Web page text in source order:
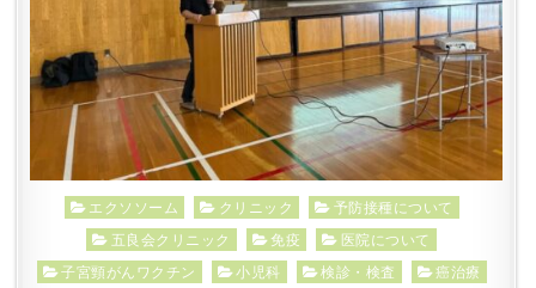
Posted
エクソソーム クリニック
予防接種について
五良会クリニック
免疫
医院について
子宮頸がんワクチン
小児科 検診・検査
癌治療